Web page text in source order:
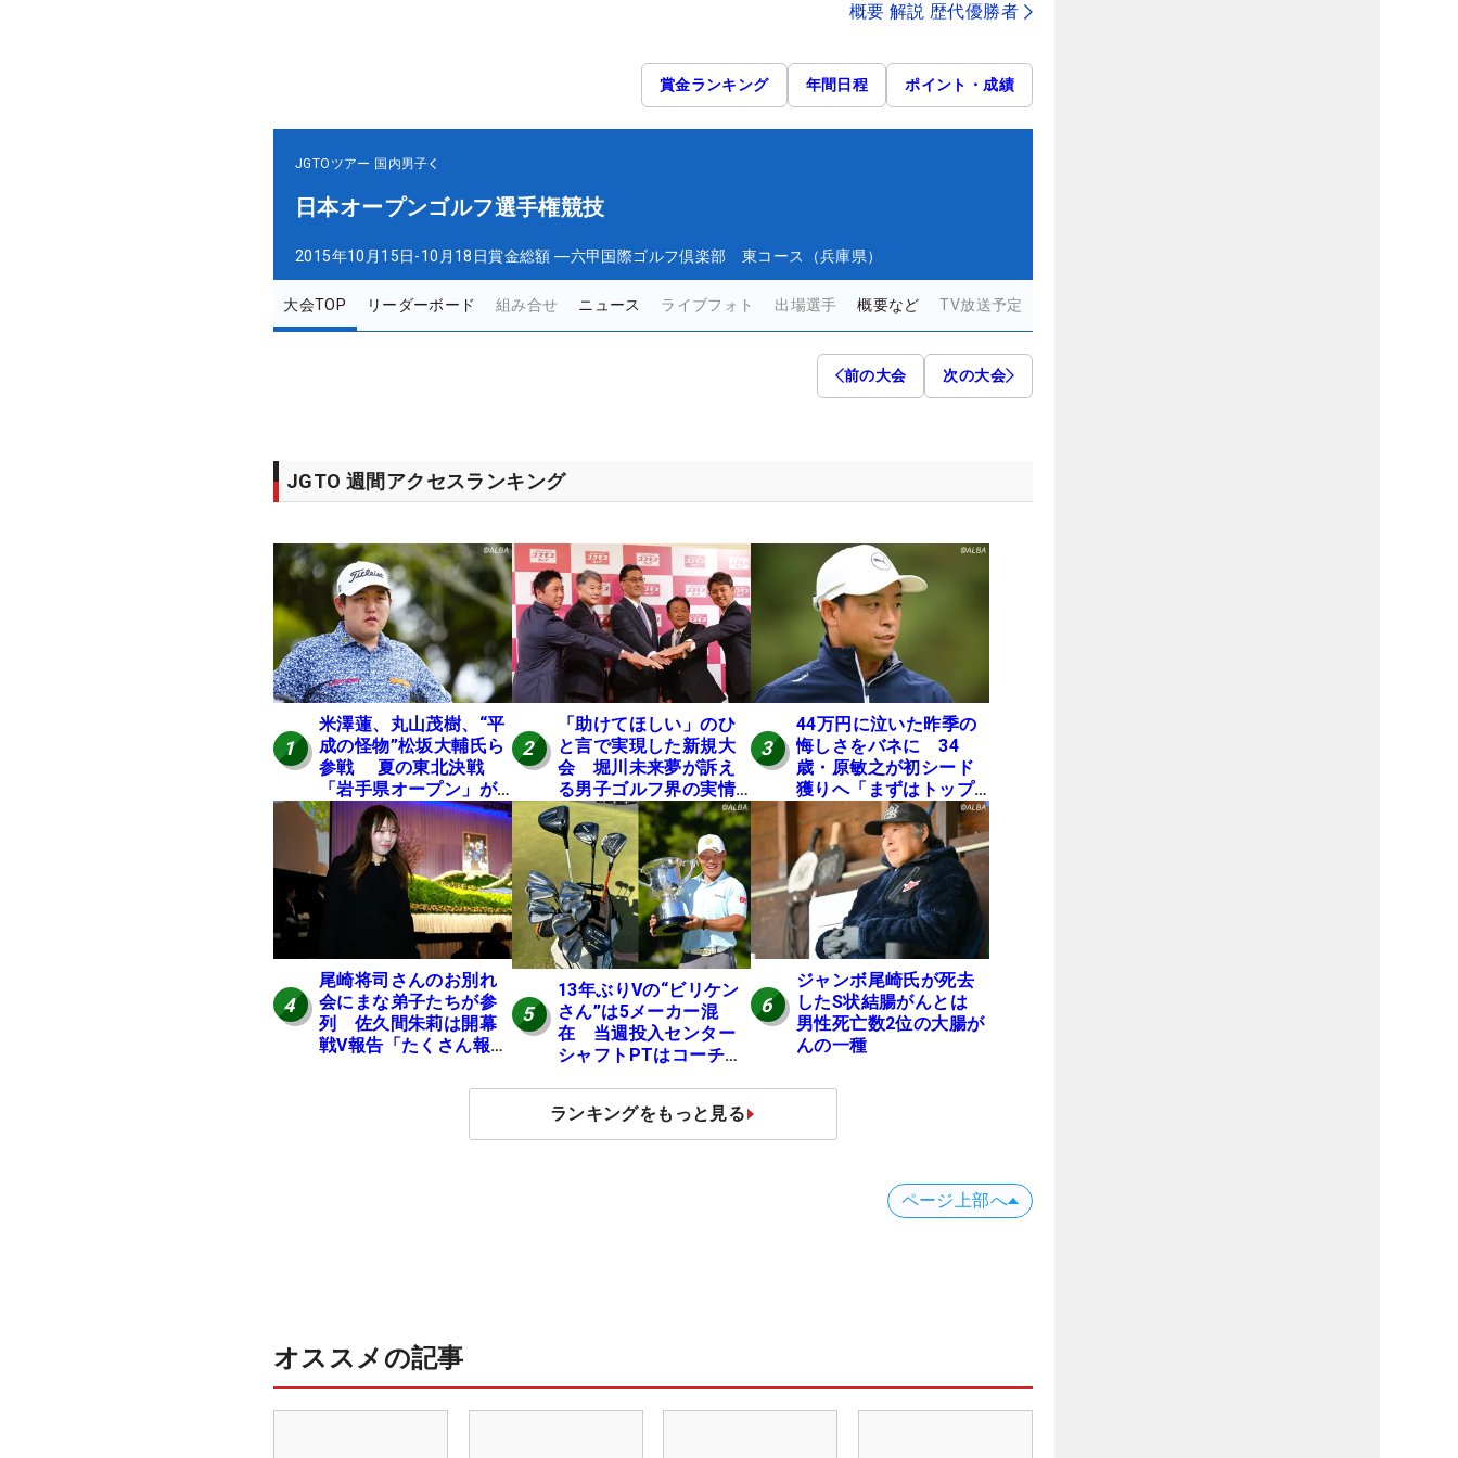
概要 解説 歴代優勝者
賞金ランキング 年間日程 ポイント・成績
JGTOツアー 国内男子
日本オープンゴルフ選手権競技
2015年10月15日-10月18日賞金総額 ―六甲国際ゴルフ倶楽部 東コース（兵庫県）
大会TOP リーダーボード 組み合せ ニュース ライブフォト 出場選手 概要など TV放送予定
前の大会 次の大会
JGTO 週間アクセスランキング
1
米澤蓮、丸山茂樹、“平
成の怪物”松坂大輔氏ら
参戦 夏の東北決戦
「岩手県オープン」が8
日開幕
2
「助けてほしい」のひ
と言で実現した新規大
会 堀川未来夢が訴え
る男子ゴルフ界の実情
と開催の舞台裏
3
44万円に泣いた昨季の
悔しさをバネに 34
歳・原敏之が初シード
獲りへ「まずはトップ
4
尾崎将司さんのお別れ
会にまな弟子たちが参
列 佐久間朱莉は開幕
戦V報告「たくさん報告
5
13年ぶりVの“ビリケン
さん”は5メーカー混
在 当週投入センター
シャフトPTはコーチの
6
ジャンボ尾崎氏が死去
したS状結腸がんとは
男性死亡数2位の大腸が
んの一種
ランキングをもっと見る
ページ上部へ
オススメの記事